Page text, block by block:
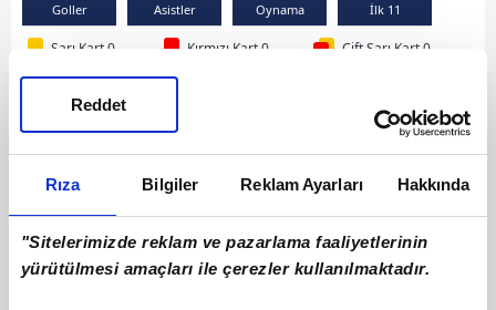
Rıza Bilgiler Reklam Ayarları Hakkında
"Sitelerimizde reklam ve pazarlama faaliyetlerinin
yürütülmesi amaçları ile çerezler kullanılmaktadır.
Reddet
Goller Asistler Oynama İlk 11
Sarı Kart 0 Kırmızı Kart 0 Çift Sarı Kart 0